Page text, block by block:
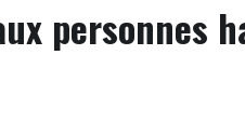
personnes